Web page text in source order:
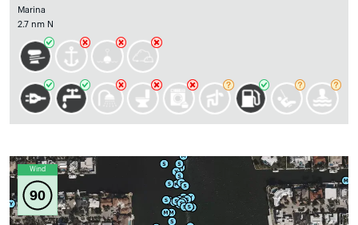
Marina
2.7 nm N
Wind
90